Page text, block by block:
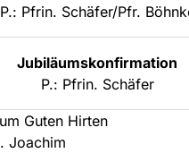
P.: Pfrin. Schäfer/Pfr.
Jubiläumskonfirmation
P.: Pfrin. Schäfer
Guten Hirten
Joachim